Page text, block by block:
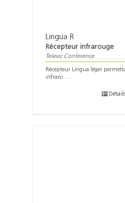
Lingua R
Récepteur infrarouge
Televic Conference
Récepteur Lingua léger
infraro . . .
Détails